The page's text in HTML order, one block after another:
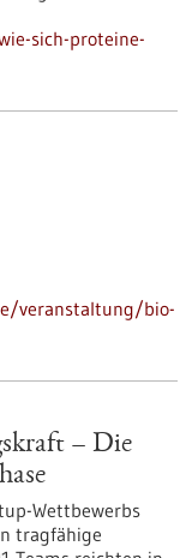
sich-proteine-
veranstaltung/bio-
– Die
Wettbewerbs
tragfähige